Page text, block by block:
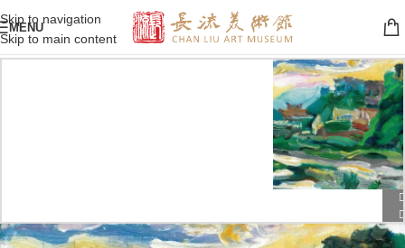
Skip to navigation
Skip to main content
MENU